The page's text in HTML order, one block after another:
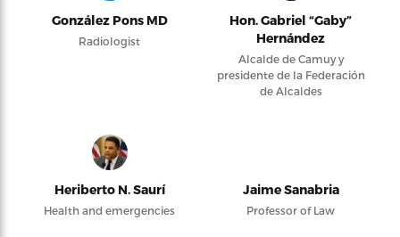
González Pons MD
Radiologist
Hon. Gabriel “Gaby”
Hernández
Alcalde de Camuy y
presidente de la Federación
de Alcaldes
Heriberto N. Saurí
Health and emergencies
Jaime Sanabria
Professor of Law